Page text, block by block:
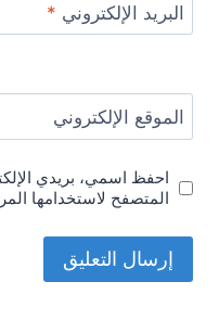
البريد الإلكتروني *
الموقع الإلكتروني
احفظ اسمي، بريدي
المتصفح لاستخدامها